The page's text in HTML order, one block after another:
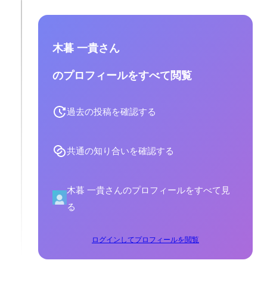
木暮 一貴さん
のプロフィールをすべて閲覧
過去の投稿を確認する
共通の知り合いを確認する
木暮 一貴さんのプロフィールをすべて見
る
ログインしてプロフィールを閲覧